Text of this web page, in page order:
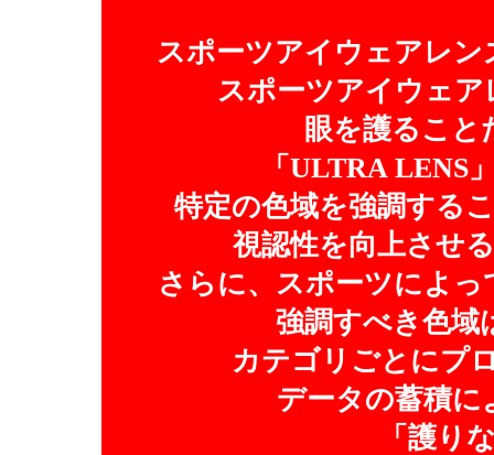
スポーツアイウェアレ
スポーツアイウェ
眼を護ること
「ULTRA LENS
特定の色域を強調する
視認性を向上させ
さらに、スポーツによ
強調すべき色域
カテゴリごとにプ
データの蓄積に
「護り